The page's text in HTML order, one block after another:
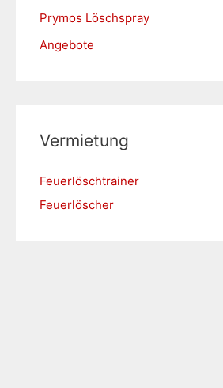
Prymos Löschspray
Angebote
Vermietung
Feuerlöschtrainer
Feuerlöscher